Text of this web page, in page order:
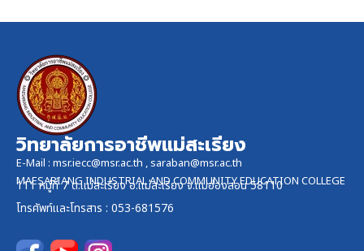
วิทยาลัยการอาชีพแม่สะเรียง
E-Mail : msr.iecc@msr.ac.th ,saraban@msr.ac.th
MAESARIANG INDUSTRIAL AND COMMUNITY EDUCATION COLLEGE
111 หมู่ที่ 7 ต.แม่สะเรียง อ.แม่สะเรียง จ.แม่ฮ่องสอน 58110
โทรศัพท์และโทรสาร : 053-681576